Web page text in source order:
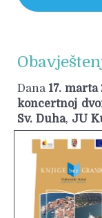
Dana 17. marta
koncertnoj
Sv. Duha, JU